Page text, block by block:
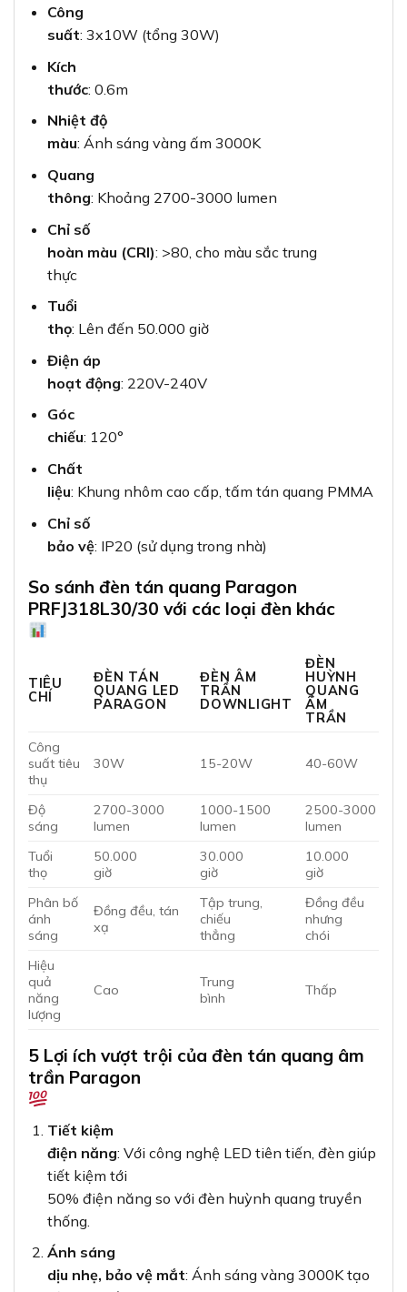
Công
suất: 3x10W (tổng 30W)
Kích
thước: 0.6m
Nhiệt độ
màu: Ánh sáng vàng ấm 3000K
Quang
thông: Khoảng 2700-3000 lumen
Chỉ số
hoàn màu (CRI): >80, cho màu sắc trung
thực
Tuổi
thọ: Lên đến 50.000 giờ
Điện áp
hoạt động: 220V-240V
Góc
chiếu: 120°
Chất
liệu: Khung nhôm cao cấp, tấm tán quang PMMA
Chỉ số
bảo vệ: IP20 (sử dụng trong nhà)
So sánh đèn tán quang Paragon
PRFJ318L30/30 với các loại đèn khác
TIÊU
CHÍ
ĐÈN TÁN
QUANG LED
PARAGON
ĐÈN ÂM
TRẦN
DOWNLIGHT
ĐÈN
HUỲNH
QUANG
ÂM
TRẦN
Công
suất tiêu
thụ
30W 15-20W 40-60W
Độ
sáng
2700-3000
lumen
1000-1500
lumen
2500-3000
lumen
Tuổi
thọ
50.000
giờ
30.000
giờ
10.000
giờ
Phân bố
ánh
sáng
Đồng đều, tán
xạ
Tập trung,
chiếu
thẳng
Đồng đều
nhưng
chói
Hiệu
quả
năng
lượng
Cao
Trung
bình
Thấp
5 Lợi ích vượt trội của đèn tán quang âm
trần Paragon
Tiết kiệm
điện năng: Với công nghệ LED tiên tiến, đèn giúp
tiết kiệm tới
50% điện năng so với đèn huỳnh quang truyền
thống.
Ánh sáng
dịu nhẹ, bảo vệ mắt: Ánh sáng vàng 3000K tạo